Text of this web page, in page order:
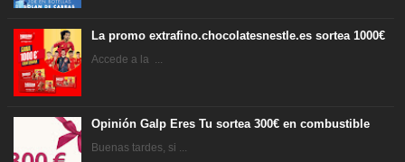
La promo extrafino.chocolatesnestle.es sortea 1000€
Accede a la ...
Opinión Galp Eres Tu sortea 300€ en combustible
Buenas tardes, si ...